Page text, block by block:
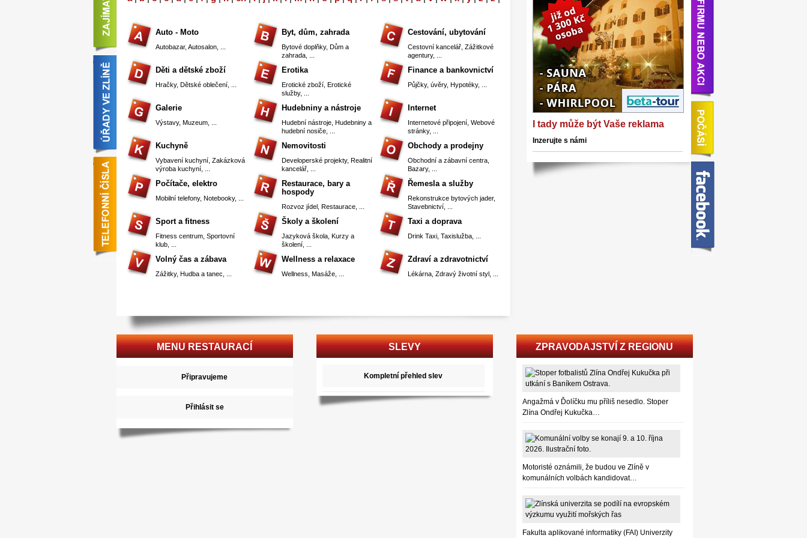
Auto - Moto
Autobazar, Autosalon, ...
Byt, dům, zahrada
Bytové doplňky, Dům a
zahrada, ...
Cestování, ubytování
Cestovní kancelář, Zážitkové
agentury, ...
Děti a dětské zboží
Hračky, Dětské oblečení, ...
Erotika
Erotické zboží, Erotické
služby, ...
Finance a bankovnictví
Půjčky, úvěry, Hypotéky, ...
Galerie
Výstavy, Muzeum, ...
Hudebniny a nástroje
Hudební nástroje, Hudebniny a
hudební nosiče, ...
Internet
Internetové připojení, Webové
stránky, ...
Kuchyně
Vybavení kuchyní, Zakázková
výroba kuchyní, ...
Nemovitosti
Developerské projekty, Realitní
kancelář, ...
Obchody a prodejny
Obchodní a zábavní centra,
Bazary, ...
Počítače, elektro
Mobilní telefony, Notebooky, ...
Restaurace, bary a
hospody
Rozvoz jídel, Restaurace, ...
Řemesla a služby
Rekonstrukce bytových jader,
Stavebnictví, ...
Sport a fitness
Fitness centrum, Sportovní
klub, ...
Školy a školení
Jazyková škola, Kurzy a
školení, ...
Taxi a doprava
Drink Taxi, Taxislužba, ...
Volný čas a zábava
Zážitky, Hudba a tanec
Wellness a relaxace
Wellness Masáže, ...
Zdraví a zdravotnictví
Lékárna, Zdravý životní styl, ...
I tady může být Vaše reklama
Inzerujte s námi
MENU RESTAURACÍ
Připravujeme
Přihlásit se
SLEVY
Kompletní přehled slev
ZPRAVODAJSTVÍ Z REGIONU
Angažmá v Ďolíčku mu příliš nesedlo. Stoper
Zlína Ondřej Kukučka…
Motoristé oznámili, že budou ve Zlíně v
komunálních volbách kandidovat…
Fakulta aplikované informatiky (FAI) Univerzity